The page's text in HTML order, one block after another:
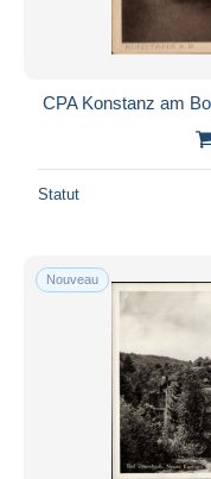
CPA Konstanz am
Statut
Nouveau